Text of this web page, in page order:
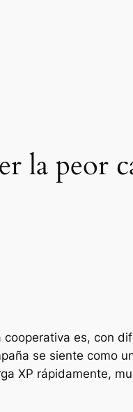
la peor
cooperativa es, con
se siente como
XP rápidamente,